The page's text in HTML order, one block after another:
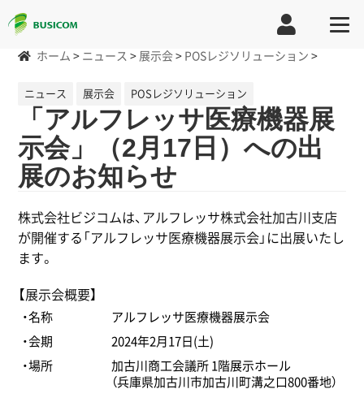
ホーム > ニュース > 展示会 > POSレジソリューション >
ニュース 展示会 POSレジソリューション
「アルフレッサ医療機器展
示会」（2月17日）への出
展のお知らせ
株式会社ビジコムは、アルフレッサ株式会社加古川支店
が開催する「アルフレッサ医療機器展示会」に出展いたし
ます。
【展示会概要】
・名称
アルフレッサ医療機器展示会
・会期
2024年2月17日(土)
・場所
加古川商工会議所 1階展示ホール
（兵庫県加古川市加古川町溝之口800番地）